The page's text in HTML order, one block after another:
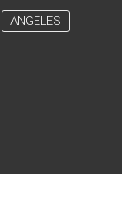
ANGELES